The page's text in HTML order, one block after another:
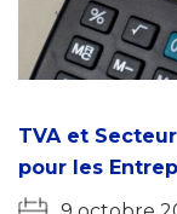
TVA et
pour les